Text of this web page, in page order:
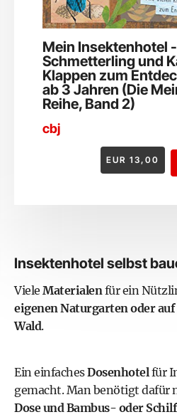
Mein Insektenhotel
Schmetterling und
Klappen zum
ab 3 Jahren (Die
Reihe, Band 2)
cbj
EUR 13,00
Insektenhotel selbst
Viele Materialen für ein
eigenen Naturgarten oder
Wald.
Ein einfachesDosenhotel für
gemacht. Man benötigt dafür
Dose und Bambus- oder